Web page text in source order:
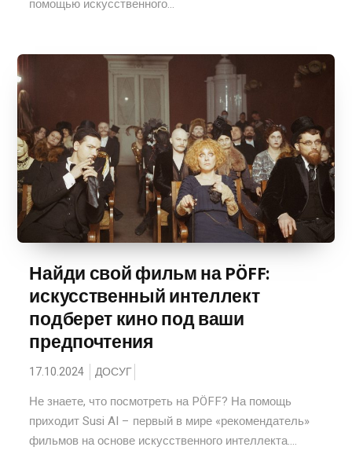
помощью искусственного...
Найди свой фильм на PÖFF:
искусственный интеллект
подберет кино под ваши
предпочтения
17.10.2024 ДОСУГ
Не знаете, что посмотреть на PÖFF? На помощь
приходит Susi AI – первый в мире «рекомендатель»
фильмов на основе искусственного интеллекта....